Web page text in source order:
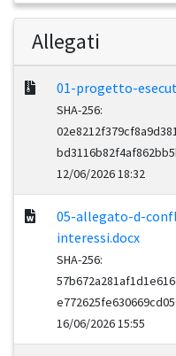
Allegati
01-progetto-
SHA-256:
12/06/2026 18:32
05-allegato-d-
interessi.docx
SHA-256:
16/06/2026 15:55